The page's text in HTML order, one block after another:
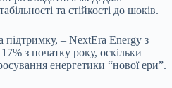
та стійкості до шоків.
– NextEra Energy з
з початку року, оскільки
енергетики “нової ери”.